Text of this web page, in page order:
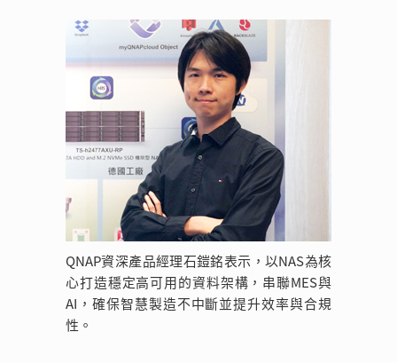
QNAP資深產品經理石鎧銘表示，以NAS為核
心打造穩定高可用的資料架構，串聯MES與
AI，確保智慧製造不中斷並提升效率與合規
性。